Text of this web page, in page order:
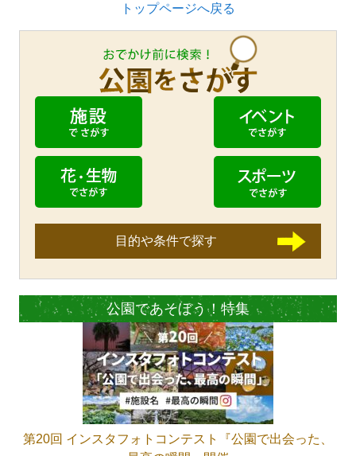
トップページへ戻る
目的や条件で探す
公園であそぼう！特集
第20回 インスタフォトコンテスト『公園で出会った、